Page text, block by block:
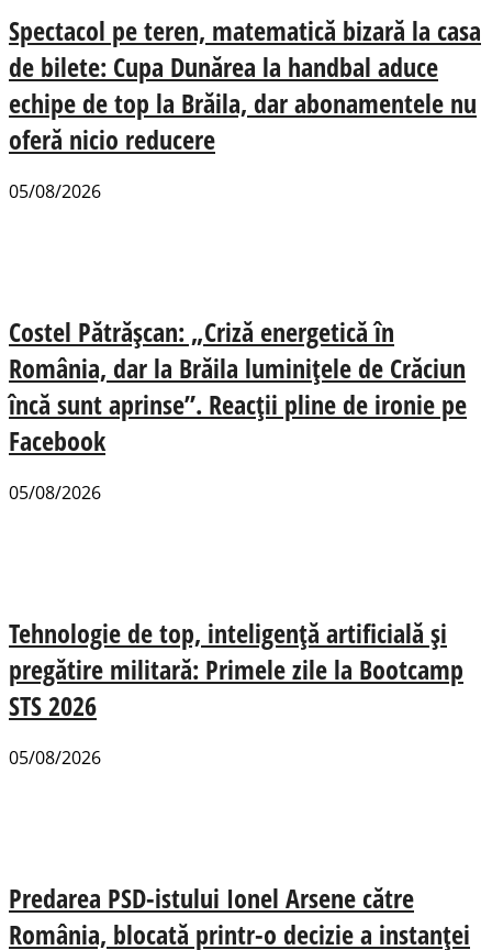
Spectacol pe teren, matematică bizară la casa
de bilete: Cupa Dunărea la handbal aduce
echipe de top la Brăila, dar abonamentele nu
oferă nicio reducere
05/08/2026
Costel Pătrășcan: „Criză energetică în
România, dar la Brăila luminițele de Crăciun
încă sunt aprinse”. Reacții pline de ironie pe
Facebook
05/08/2026
Tehnologie de top, inteligență artificială și
pregătire militară: Primele zile la Bootcamp
STS 2026
05/08/2026
Predarea PSD-istului Ionel Arsene către
România, blocată printr-o decizie a instanței